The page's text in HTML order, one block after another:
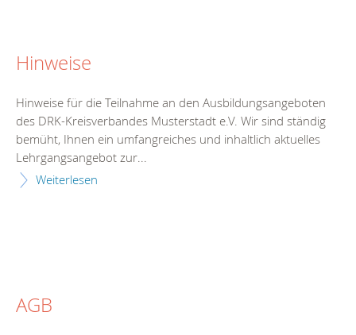
Hinweise
Hinweise für die Teilnahme an den Ausbildungsangeboten
des DRK-Kreisverbandes Musterstadt e.V. Wir sind ständig
bemüht, Ihnen ein umfangreiches und inhaltlich aktuelles
Lehrgangsangebot zur...
Weiterlesen
AGB